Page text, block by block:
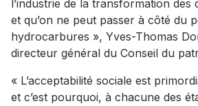
l’industrie de la transformation des
et qu’on ne peut passer à côté du
hydrocarbures », Yves-Thomas
directeur général du Conseil du
« L’acceptabilité sociale est
et c’est pourquoi, à chacune des